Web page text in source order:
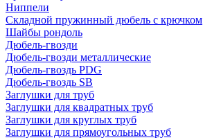
Ниппели
Складной пружинный дюбель с крючком
Шайбы рондоль
Дюбель-гвозди
Дюбель-гвозди металлические
Дюбель-гвоздь PDG
Дюбель-гвоздь SB
Заглушки для труб
Заглушки для квадратных труб
Заглушки для круглых труб
Заглушки для прямоугольных труб